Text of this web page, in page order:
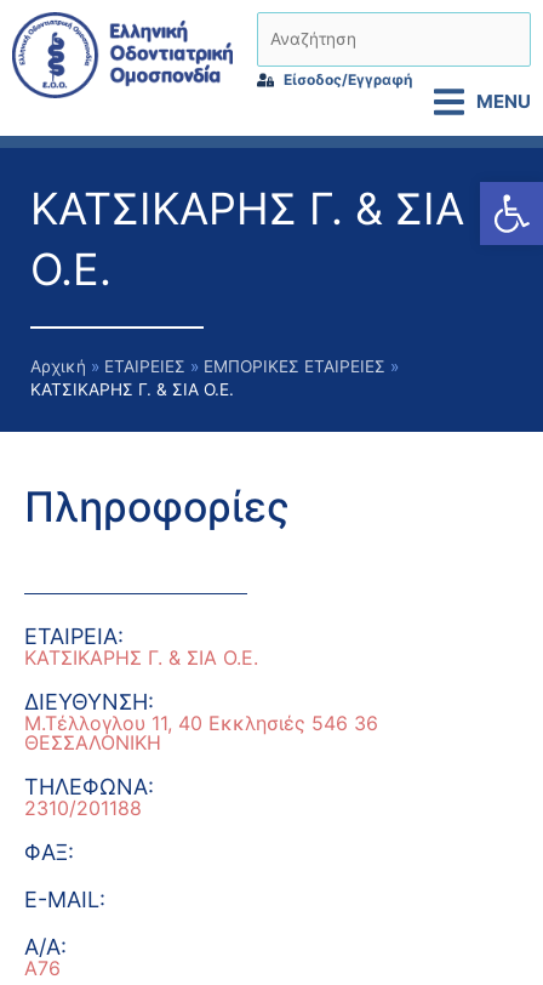
Μετάβαση
στο
περιεχόμενο
Είσοδος/Εγγραφή
MENU
ΚΑΤΣΙΚΑΡΗΣ Γ. & ΣΙΑ
Ο.Ε.
Αρχική ΕΤΑΙΡΕΙΕΣ
ΕΜΠΟΡΙΚΕΣ ΕΤΑΙΡΕΙΕΣ
ΚΑΤΣΙΚΑΡΗΣ Γ. & ΣΙΑ Ο.Ε.
Πληροφορίες
ΕΤΑΙΡΕΙΑ:
ΚΑΤΣΙΚΑΡΗΣ Γ. & ΣΙΑ Ο.Ε.
ΔΙΕΥΘΥΝΣΗ:
Μ.Τέλλογλου 11, 40 Εκκλησιές 546 36
ΘΕΣΣΑΛΟΝΙΚΗ
ΤΗΛEΦΩΝΑ:
2310/201188
ΦΑΞ:
E-MAIL:
A/A:
A76